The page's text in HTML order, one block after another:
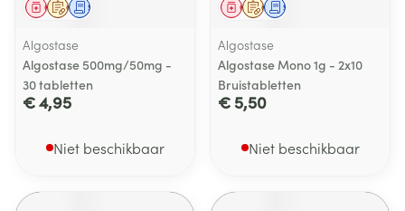
Op voorschrift
GeneesmiddelSchriftelijke aanvraag
Algostase
Algostase 500mg/50mg -
30 tabletten
€ 4,95
Niet beschikbaar
Op voorschrift
GeneesmiddelSchriftelijke aanvraag
Algostase
Algostase Mono 1g - 2x10
Bruistabletten
€ 5,50
Niet beschikbaar